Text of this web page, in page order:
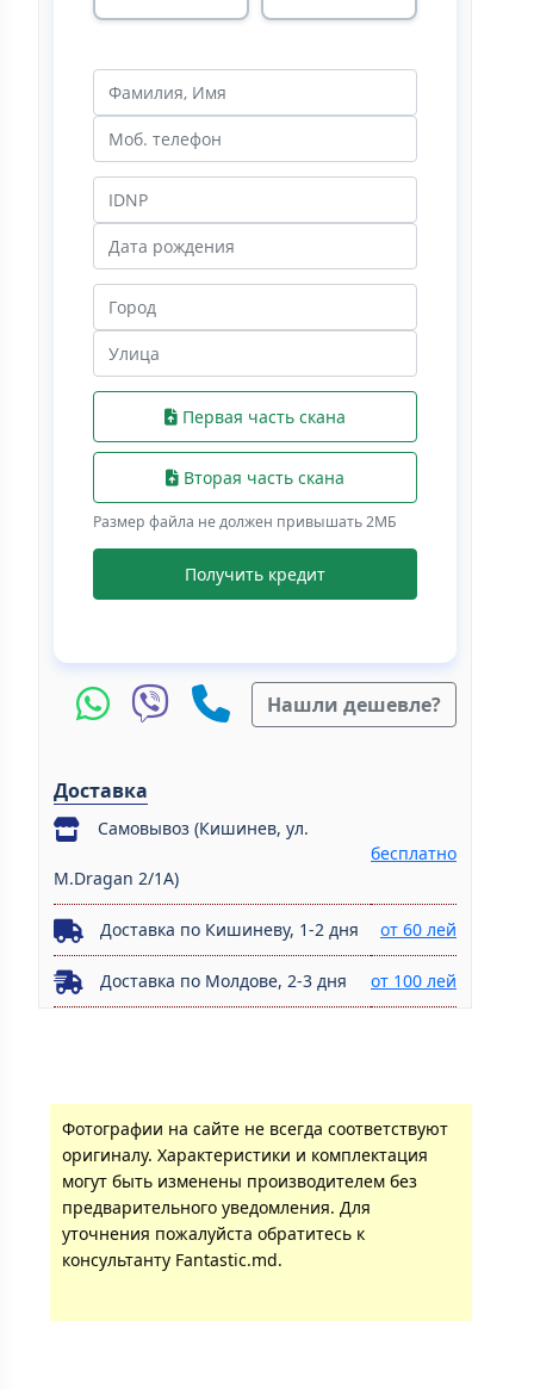
Первая часть скана
Вторая часть скана
Размер файла не должен привышать 2МБ
Получить кредит
Нашли дешевле?
Доставка
Самовывоз (Кишинев, ул.
M.Dragan 2/1A)
бесплатно
Доставка по Кишиневу, 1-2 дня от 60 лей
Доставка по Молдове, 2-3 дня от 100 лей
Фотографии на сайте не всегда соответствуют
оригиналу. Характеристики и комплектация
могут быть изменены производителем без
предварительного уведомления. Для
уточнения пожалуйста обратитесь к
консультанту Fantastic.md.